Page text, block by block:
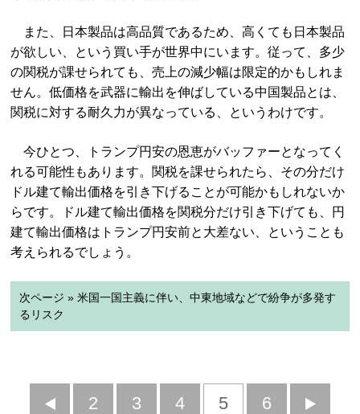
また、日本製品は高品質であるため、高くても日本製品
が欲しい、という買い手が世界中にいます。従って、多少
の関税が課せられても、売上の減少幅は限定的かもしれま
せん。低価格を武器に輸出を伸ばしている中国製品とは、
関税に対する耐久力が異なっている、というわけです。
今ひとつ、トランプ円安の恩恵がバッファーとなってく
れる可能性もあります。関税を課せられたら、その分だけ
ドル建て輸出価格を引き下げることが可能かもしれないか
らです。ドル建て輸出価格を関税分だけ引き下げても、円
建て輸出価格はトランプ円安前と大差ない、ということも
考えられるでしょう。
次ページ » 米国一国主義に伴い、中東地域などで紛争が多発す
るリスク
前
2 3 4 5 6